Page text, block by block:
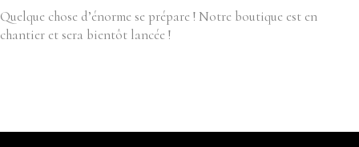
Quelque chose d’énorme se prépare ! Notre boutique est en
chantier et sera bientôt lancée !